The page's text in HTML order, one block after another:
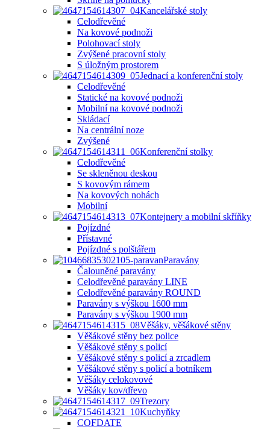
Kancelářské stoly
Celodřevěné
Na kovové podnoži
Polohovací stoly
Zvýšené pracovní stoly
S úložným prostorem
Jednací a konferenční stoly
Celodřevěné
Statické na kovové podnoži
Mobilní na kovové podnoži
Skládací
Na centrální noze
Zvýšené
Konferenční stolky
Celodřevěné
Se skleněnou deskou
S kovovým rámem
Na kovových nohách
Mobilní
Kontejnery a mobilní skříňky
Pojízdné
Přístavné
Pojízdné s polštářem
Paravány
Čalouněné paravány
Celodřevěné paravány LINE
Celodřevěné paravány ROUND
Paravány s výškou 1600 mm
Paravány s výškou 1900 mm
Věšáky, věšákové stěny
Věšákové stěny bez police
Věšákové stěny s policí
Věšákové stěny s policí a zrcadlem
Věšákové stěny s policí a botníkem
Věšáky celokovové
Věšáky kov/dřevo
Trezory
Kuchyňky
COFDATE